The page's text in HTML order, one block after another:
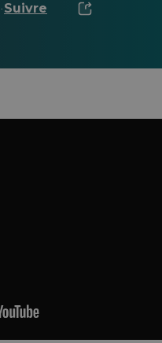
· Suivre